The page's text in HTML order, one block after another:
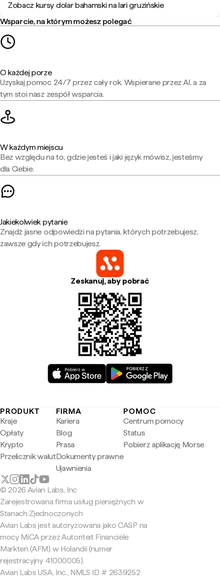
Zobacz kursy dolar bahamski na lari gruzińskie
Wsparcie, na którym możesz polegać
O każdej porze
Uzyskaj pomoc 24/7 przez cały rok. Wspierane przez AI, a za
tym stoi nasz zespół wsparcia.
W każdym miejscu
Bez względu na to, gdzie jesteś i jaki język mówisz, jesteśmy
dla Ciebie.
Jakiekolwiek pytanie
Znajdź jasne odpowiedzi na pytania, których potrzebujesz,
zawsze gdy ich potrzebujesz.
Zeskanuj, aby pobrać
PRODUKT
Kraje
Opłaty
Krypto
Przelicznik walut
FIRMA
Kariera
Blog
Prasa
Dokumenty prawne
Ujawnienia
POMOC
Centrum pomocy
Status
Pobierz aplikację Morse
© 2026 Avian Labs, Inc
Zarejestrowana firma usług pieniężnych w
Stanach Zjednoczonych
Avian Labs jest autoryzowana jako CASP na
mocy MiCA przez Autoriteit Financiële
Markten (AFM) w Holandii (numer
rejestracyjny 41000005).
Avian Labs USA, Inc., NMLS ID # 2639252